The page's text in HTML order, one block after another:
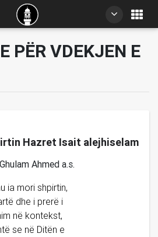
PËR VDEKJEN E
Hazret Isait alejhiselam
Ahmed a.s.
ia mori shpirtin,
dhe i prerë i
në kontekst,
se në Ditën e